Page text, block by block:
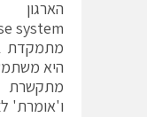
מתמקדת
מתקשרת
ו'אומרת'